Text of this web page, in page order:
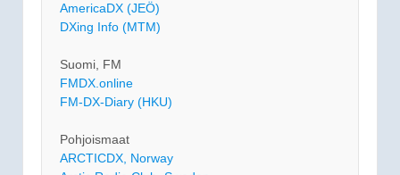
AmericaDX (JEÖ)
DXing Info (MTM)
Suomi, FM
FMDX.online
FM-DX-Diary (HKU)
Pohjoismaat
ARCTICDX, Norway